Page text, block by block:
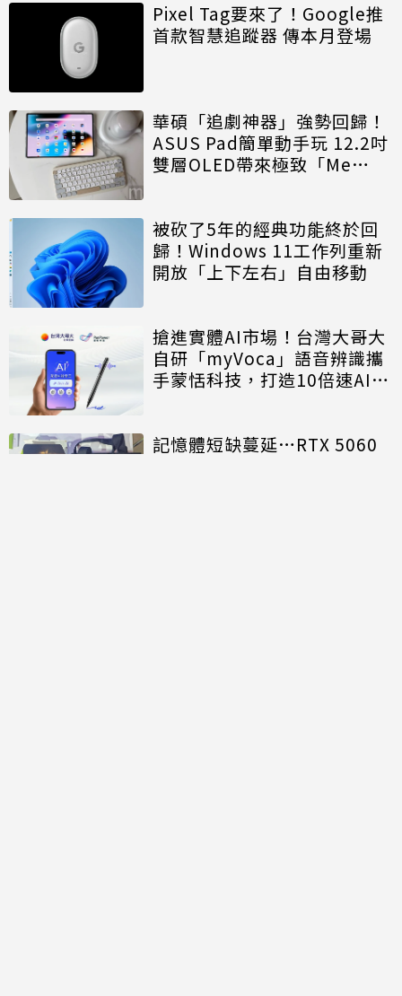
Pixel Tag要來了！Google推
首款智慧追蹤器 傳本月登場
華碩「追劇神器」強勢回歸！
ASUS Pad簡單動手玩 12.2吋
雙層OLED帶來極致「Me
被砍了5年的經典功能終於回
歸！Windows 11工作列重新
開放「上下左右」自由移動
搶進實體AI市場！台灣大哥大
自研「myVoca」語音辨識攜
手蒙恬科技，打造10倍速AI錄
記憶體短缺蔓延…RTX 5060